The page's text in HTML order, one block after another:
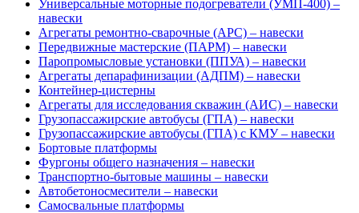
Универсальные моторные подогреватели (УМП-400) –
навески
Агрегаты ремонтно-сварочные (АРС) – навески
Передвижные мастерские (ПАРМ) – навески
Паропромысловые установки (ППУА) – навески
Агрегаты депарафинизации (АДПМ) – навески
Контейнер-цистерны
Агрегаты для исследования скважин (АИС) – навески
Грузопассажирские автобусы (ГПА) – навески
Грузопассажирские автобусы (ГПА) с КМУ – навески
Бортовые платформы
Фургоны общего назначения – навески
Транспортно-бытовые машины – навески
Автобетоносмесители – навески
Самосвальные платформы